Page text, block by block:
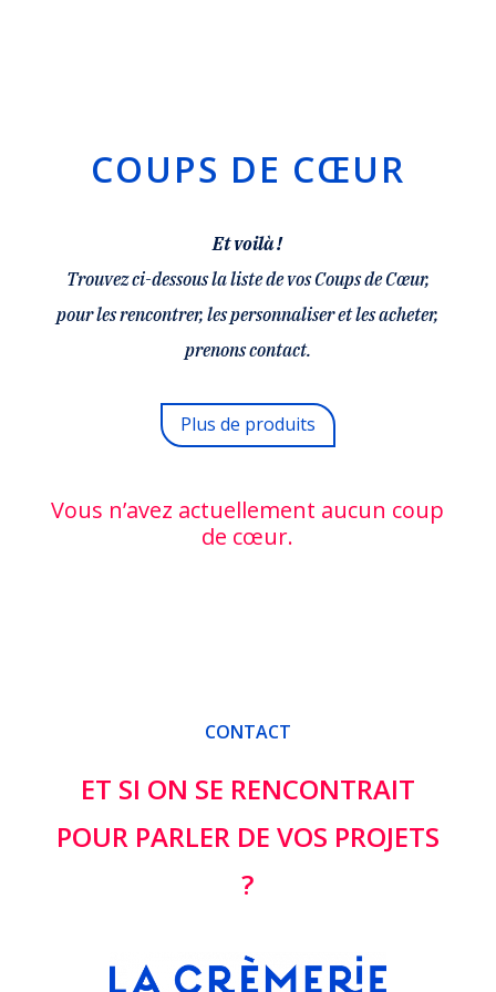
COUPS DE CŒUR
Et voilà !
Trouvez ci-dessous la liste de vos Coups de Cœur,
pour les rencontrer, les personnaliser et les acheter,
prenons contact.
Plus de produits
Vous n’avez actuellement aucun coup
de cœur.
CONTACT
ET SI ON SE RENCONTRAIT
POUR PARLER DE VOS PROJETS
?